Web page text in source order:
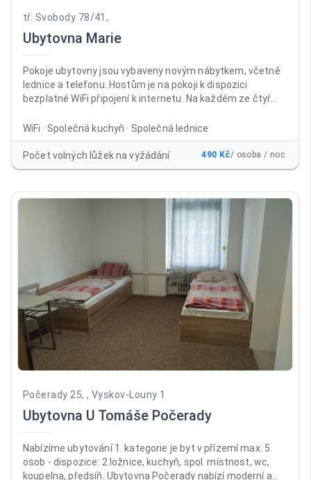
tř. Svobody 78/41,
Ubytovna Marie
Pokoje ubytovny jsou vybaveny novým nábytkem, včetně
lednice a telefonu. Hostům je na pokoji k dispozici
bezplatné WiFi připojení k internetu. Na každém ze čtyř
suterénu ubytovny je umístěna společenská místnost s
velkoplošnou televizí, sprchy, WC a kuchyň s jídelnou, kde si
mohou ubytovaní připravit v mikrovlnných troubách nebo
na sporácích jídlo po celý den. Mimo kuřárny na balkonech
pondělí až pátek od 12:00 do 17:00, v sobotu a neděli od
14:00 do 18:00. Ubytováváme od 14:00, jinak předchozí
WiFi · Společná kuchyň · Společná lednice
Počet volných lůžek na vyžádání 490 Kč/ osoba / noc
Počerady 25, , Vyskov-Louny 1
Ubytovna U Tomáše Počerady
Nabízíme ubytování 1. kategorie je byt v přízemí max. 5
osob - dispozice: 2 ložnice, kuchyň, spol. místnost, wc,
koupelna, předsíň. Ubytovna Počerady nabízí moderní a